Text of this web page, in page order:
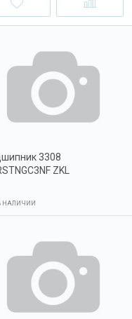
3308
ZKL
НАЛИЧИИ